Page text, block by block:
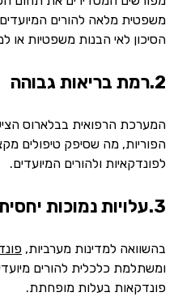
משפטית מלאה להורים
הסיכון לאי הבנות משפטיות או
2.רמת בריאות גבוהה
המערכת הרפואית בבלארוס
הפוריות, מה שסיפק טיפולים
לפונדקאיות ולהורים המיועדים.
3.עלויות נמוכות יחסית
בהשוואה למדינות מערביות,
ומשתלמת כלכלית להורים
פונדקאות בעלות מופחתת.